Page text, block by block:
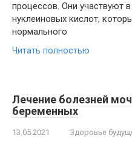
процессов. Они участвуют
нуклеиновых кислот,
нормального
Читать полностью
Лечение болезней
беременных
13.05.2021 Здоровье